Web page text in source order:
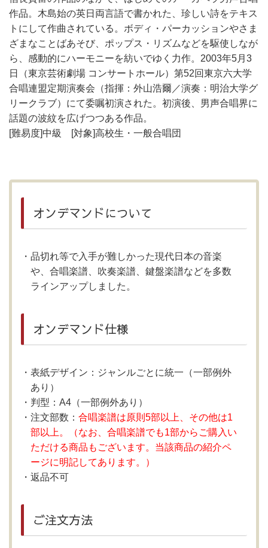
作品。木島始の英日両言語で書かれた、珍しい詩をテキス
トにして作曲されている。ボディ・パーカッションやさま
ざまなことばあそび、ポップス・リズムなどを駆使しなが
ら、感動的にハーモニーを紡いでゆく力作。2003年5月3
日（東京芸術劇場 コンサートホール）第52回東京六大学
合唱連盟定期演奏会（指揮：外山浩爾／演奏：明治大学グ
リークラブ）にて委嘱初演された。初演後、男声合唱界に
話題の波紋を広げつつある作品。
[難易度]中級 [対象]高校生・一般合唱団
オンデマンドについて
品切れ等で入手が難しかった現代日本の音楽
や、合唱楽譜、吹奏楽譜、鍵盤楽譜などを多数
ラインアップしました。
オンデマンド仕様
表紙デザイン：ジャンルごとに統一（一部例外
あり）
判型：A4（一部例外あり）
注文部数： 合唱楽譜は原則5部以上、その他は1
部以上。（なお、合唱楽譜でも1部からご購入い
ただける商品もございます。当該商品の紹介ペ
ージに明記してあります。）
返品不可
ご注文方法